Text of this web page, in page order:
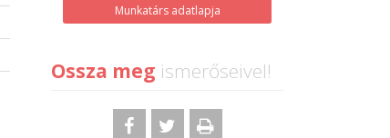
Munkatárs adatlapja
Ossza meg ismerőseivel!